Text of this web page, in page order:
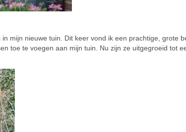
mijn nieuwe tuin. Dit keer vond ik een prachtige, grote
toe te voegen aan mijn tuin. Nu zijn ze uitgegroeid tot